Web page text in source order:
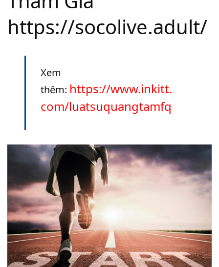
https://socolive.adult/
Xem
thêm: https://www.inkitt.
com/luatsuquangtamfq